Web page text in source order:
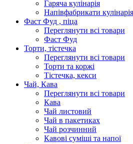
Гаряча кулінарія
Напівфабрикати кулінарія
Фаст Фуд , піца
Переглянути всі товари
Фаст Фуд
Торти, тістечка
Переглянути всі товари
Торти та коржі
Тістечка, кекси
Чай, Кава
Переглянути всі товари
Кава
Чай листовий
Чай в пакетиках
Чай розчинний
Кавові суміші та напої